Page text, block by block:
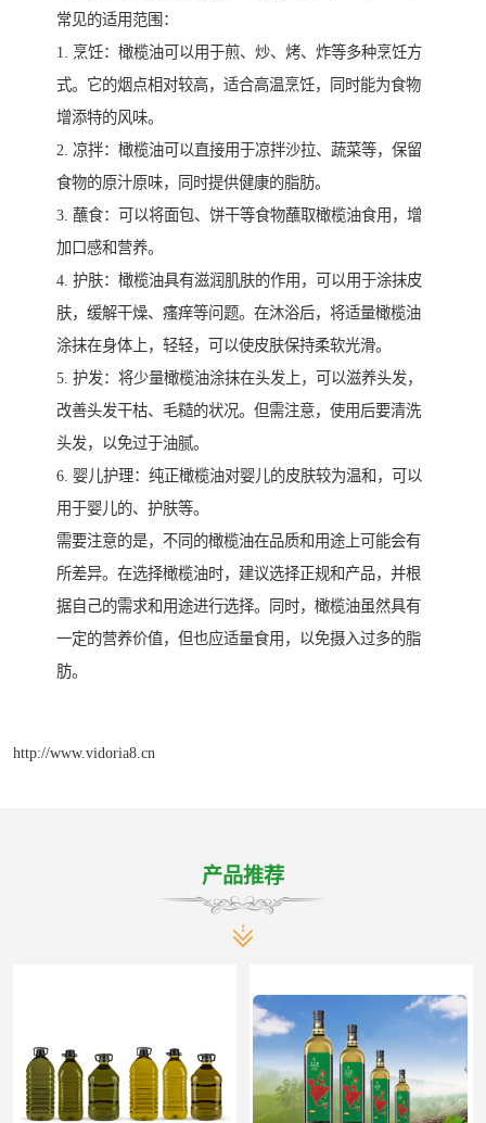
常见的适用范围：
1. 烹饪：橄榄油可以用于煎、炒、烤、炸等多种烹饪方
式。它的烟点相对较高，适合高温烹饪，同时能为食物
增添特的风味。
2. 凉拌：橄榄油可以直接用于凉拌沙拉、蔬菜等，保留
食物的原汁原味，同时提供健康的脂肪。
3. 蘸食：可以将面包、饼干等食物蘸取橄榄油食用，增
加口感和营养。
4. 护肤：橄榄油具有滋润肌肤的作用，可以用于涂抹皮
肤，缓解干燥、瘙痒等问题。在沐浴后，将适量橄榄油
涂抹在身体上，轻轻，可以使皮肤保持柔软光滑。
5. 护发：将少量橄榄油涂抹在头发上，可以滋养头发，
改善头发干枯、毛糙的状况。但需注意，使用后要清洗
头发，以免过于油腻。
6. 婴儿护理：纯正橄榄油对婴儿的皮肤较为温和，可以
用于婴儿的、护肤等。
需要注意的是，不同的橄榄油在品质和用途上可能会有
所差异。在选择橄榄油时，建议选择正规和产品，并根
据自己的需求和用途进行选择。同时，橄榄油虽然具有
一定的营养价值，但也应适量食用，以免摄入过多的脂
肪。
http://www.vidoria8.cn
产品推荐